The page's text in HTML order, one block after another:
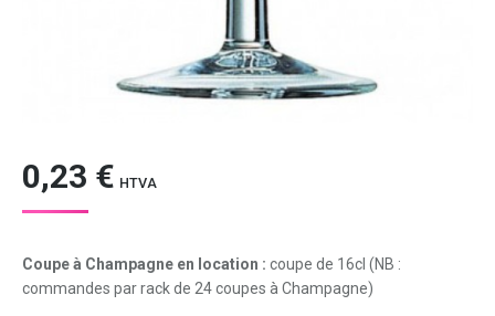
0,23 € HTVA
Coupe à Champagne en location : coupe de 16cl (NB :
commandes par rack de 24 coupes à Champagne)